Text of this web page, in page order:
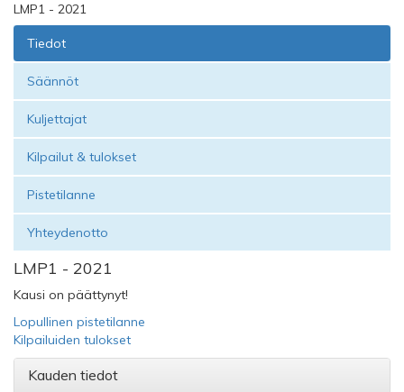
LMP1 - 2021
Tiedot
Säännöt
Kuljettajat
Kilpailut & tulokset
Pistetilanne
Yhteydenotto
LMP1 - 2021
Kausi on päättynyt!
Lopullinen pistetilanne
Kilpailuiden tulokset
Kauden tiedot